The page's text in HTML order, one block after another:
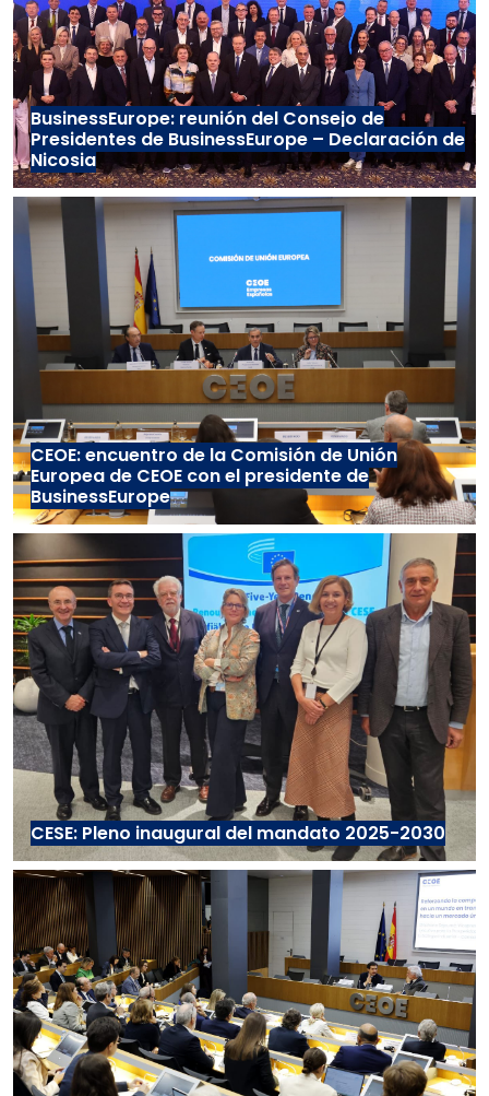
BusinessEurope: reunión del Consejo de
Presidentes de BusinessEurope – Declaración de
Nicosia
CEOE: encuentro de la Comisión de Unión
Europea de CEOE con el presidente de
BusinessEurope
CESE: Pleno inaugural del mandato 2025-2030